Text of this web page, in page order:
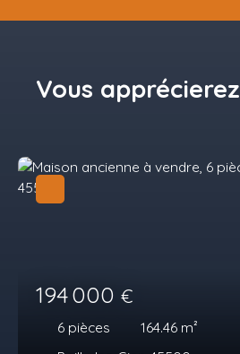
Vous apprécierez
194 000 €
6 pièces 164.46 m²